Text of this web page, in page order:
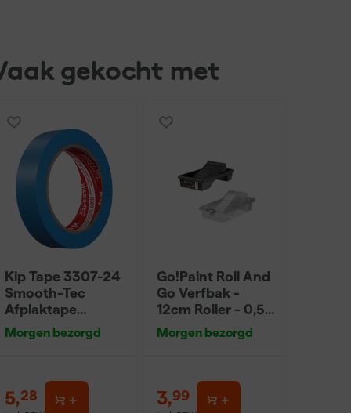
gekocht met
Kip Tape 3307-24
Smooth-Tec
Afplaktape
Buitengebruik -
24mm x 50m
Morgen bezorgd
5,28
Go!Paint Roll And
Go Verfbak -
12cm Roller - 0,5L
+ 5 Inzetbakken
Morgen bezorgd
3,99